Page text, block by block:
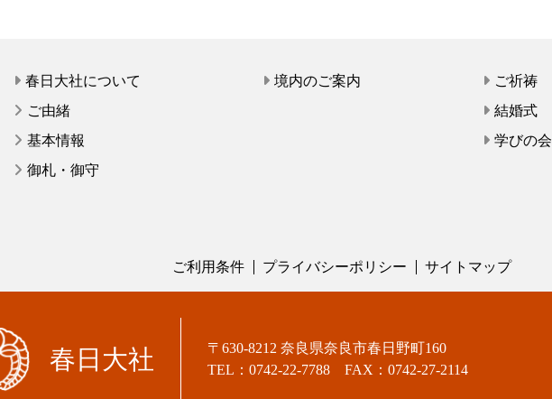
春日大社について
ご由緒
基本情報
御札・御守
境内のご案内
ご祈祷
結婚式
学びの会
ご利用条件 プライバシーポリシー サイトマップ
春日大社
〒630-8212 奈良県奈良市春日野町160
TEL：0742-22-7788 FAX：0742-27-2114